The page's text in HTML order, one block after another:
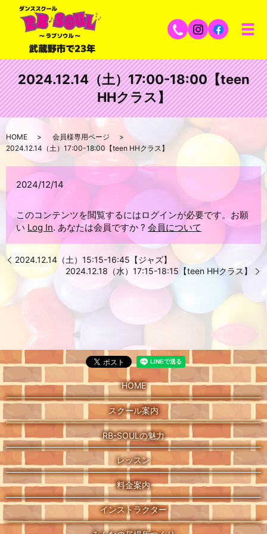
2024.12.14（土）17:00-18:00【teen
HHクラス】
HOME
会員様専用ページ
2024.12.14（土）17:00-18:00【teen HHクラス】
2024/12/14
このコンテンツを閲覧するにはログインが必要です。お願
い Log In. あなたは会員ですか ?会員について
2024.12.14（土）15:15-16:45【ジャズ】
2024.12.18（水）17:15-18:15【teen HHクラス】
HOME
スクール案内
RB-SOULの魅力
レッスン
料金案内
インストラクター